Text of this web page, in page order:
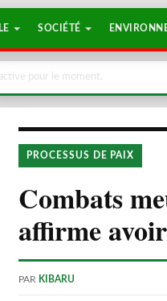
SOCIÉTÉ
pour le moment.
PROCESSUS DE PAIX
Combats
affirme
PAR KIBARU